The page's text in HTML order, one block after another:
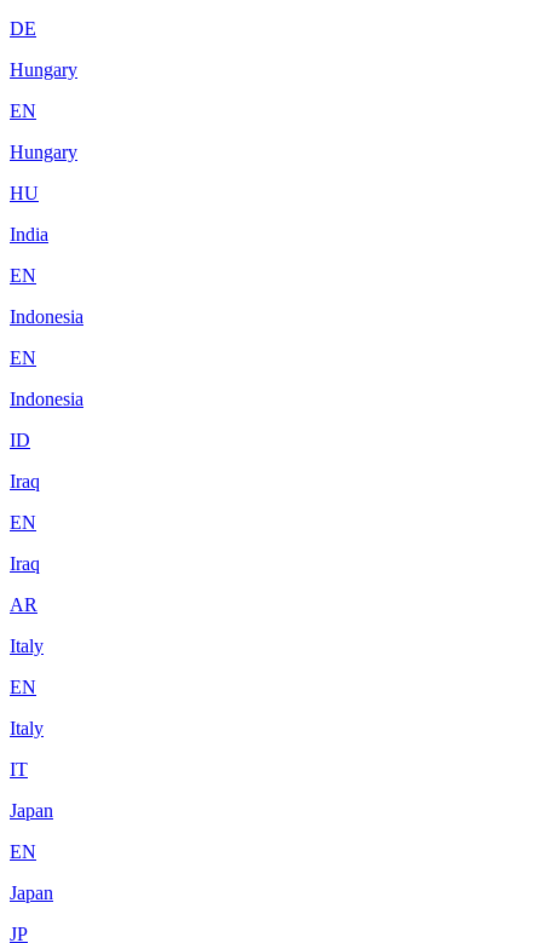
DE
Hungary
EN
Hungary
HU
India
EN
Indonesia
EN
Indonesia
ID
Iraq
EN
Iraq
AR
Italy
EN
Italy
IT
Japan
EN
Japan
JP